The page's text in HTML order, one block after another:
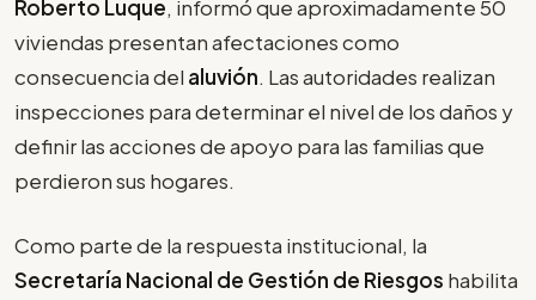
Roberto Luque, informó que aproximadamente 50
viviendas presentan afectaciones como
consecuencia del aluvión. Las autoridades realizan
inspecciones para determinar el nivel de los daños y
definir las acciones de apoyo para las familias que
perdieron sus hogares.
Como parte de la respuesta institucional, la
Secretaría Nacional de Gestión de Riesgos habilita